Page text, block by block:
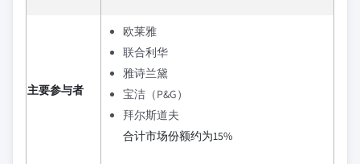
主要参与者
欧莱雅
联合利华
雅诗兰黛
宝洁（P&G）
拜尔斯道夫
合计市场份额约为15%